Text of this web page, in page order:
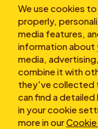
We use cookies
properly,
media features,
information about
media,
combine it with
they've collected
can find a
in your cookie
more in our
Über uns